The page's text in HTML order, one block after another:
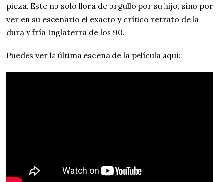
pieza. Este no solo llora de orgullo por su hijo, sino por
ver en su escenario el exacto y crítico retrato de la
dura y fría Inglaterra de los 90.
Puedes ver la última escena de la película aquí: